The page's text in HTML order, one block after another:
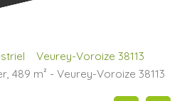
Veurey-Voroize 38113
489 m² - Veurey-Voroize 38113